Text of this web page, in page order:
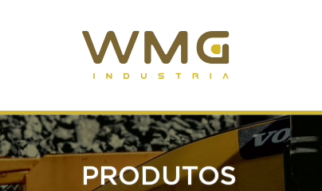
PRODUTOS